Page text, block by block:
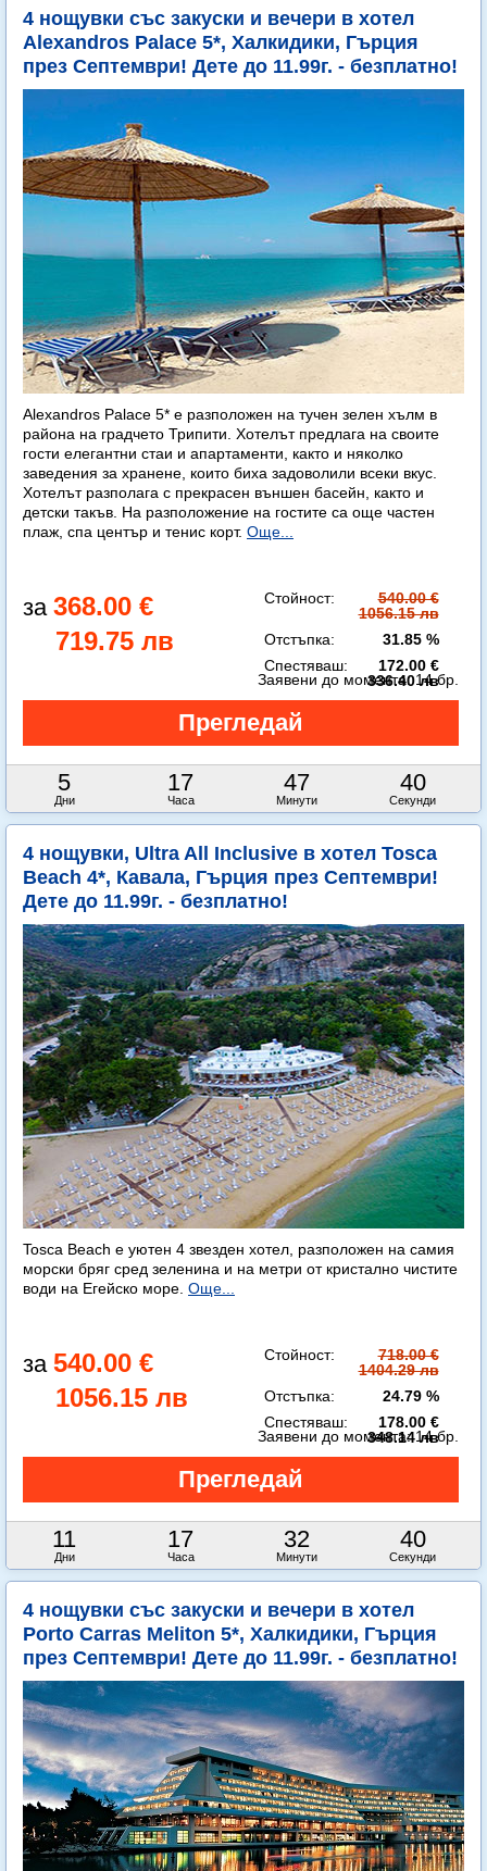
4 нощувки със закуски и вечери в хотел
Alexandros Palace 5*, Халкидики, Гърция
през Септември! Дете до 11.99г. - безплатно!
Alexandros Palace 5* e разположен на тучен зелен хълм в
района на градчето Трипити. Хотелът предлага на своите
гости елегантни стаи и апартаменти, както и няколко
заведения за хранене, които биха задоволили всеки вкус.
Хотелът разполага с прекрасен външен басейн, както и
детски такъв. На разположение на гостите са още частен
плаж, спа център и тенис корт. Още...
368.00 €
719.75 лв
Стойност:
540.00 €
1056.15 лв
Отстъпка:
31.85 %
Спестяваш:
172.00 €
336.40 лв
5
Дни
17
Часа
47
Минути
38
Секунди
Заявени до момента:14 бр.
4 нощувки, Ultra All Inclusive в хотел Tosca
Beach 4*, Кавала, Гърция през Септември!
Дете до 11.99г. - безплатно!
Tosca Beach е уютен 4 звезден хотел, разположен на самия
морски бряг сред зеленина и на метри от кристално чистите
води на Егейско море. Още...
540.00 €
1056.15 лв
Стойност:
718.00 €
1404.29 лв
Отстъпка:
24.79 %
Спестяваш:
178.00 €
348.14 лв
11
Дни
17
Часа
32
Минути
38
Секунди
Заявени до момента:14 бр.
4 нощувки със закуски и вечери в хотел
Porto Carras Meliton 5*, Халкидики, Гърция
през Септември! Дете до 11.99г. - безплатно!